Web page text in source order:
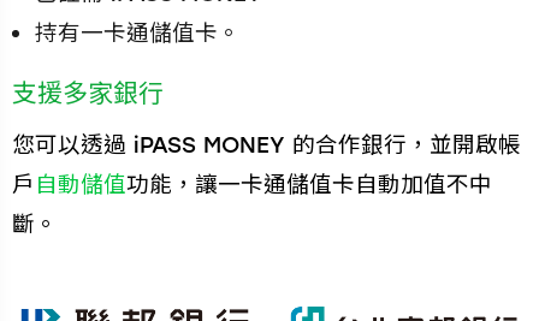
持有一卡通儲值卡。
支援多家銀行
您可以透過 iPASS MONEY 的合作銀行，並開啟帳
戶 自動儲值功能，讓一卡通儲值卡自動加值不中
斷。